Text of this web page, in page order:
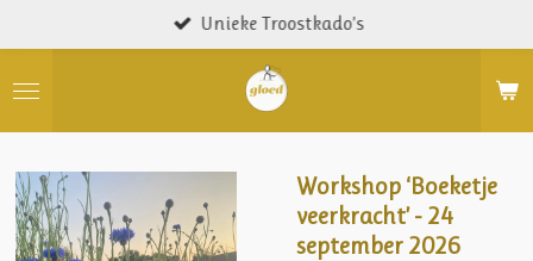
direct
naar
hoofdinhoud
Unieke Troostkado’s
Workshop ‘Boeketje
veerkracht’ - 24
september 2026